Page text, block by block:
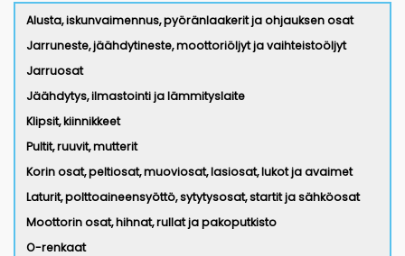
Alusta, iskunvaimennus, pyöränlaakerit ja ohjauksen osat
Jarruneste, jäähdytineste, moottoriöljyt ja vaihteistoöljyt
Jarruosat
Jäähdytys, ilmastointi ja lämmityslaite
Klipsit, kiinnikkeet
Pultit, ruuvit, mutterit
Korin osat, peltiosat, muoviosat, lasiosat, lukot ja avaimet
Laturit, polttoaineensyöttö, sytytysosat, startit ja sähköosat
Moottorin osat, hihnat, rullat ja pakoputkisto
O-renkaat